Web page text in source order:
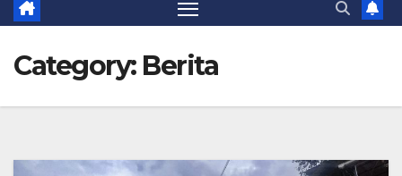
Category: Berita